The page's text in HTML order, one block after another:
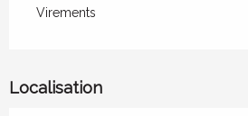
Virements
Localisation